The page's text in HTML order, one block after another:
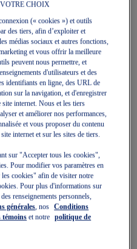
Quickview
Vente
GT-1000 14 GS
Chaussures De Course De
Jeunesse
CHOIX
(« cookies ») et outils
des tiers, afin d’exploiter et
médias sociaux et autres fonctions,
et vous offrir la meilleure
peuvent nous permettre, et
d'utilisateurs et des
identifiants en ligne, des URL de
sur la navigation, et d'enregistrer
site internet. Nous et les tiers
et améliorer nos performances,
et vous proposer du contenu
internet et sur les sites de tiers.
sur "Accepter tous les cookies",
Pour modifier vos paramètres en
cookies" afin de visiter notre
Pour plus d'informations sur
renseignements personnels,
générales , nos
Conditions
témoins et notre
politique de